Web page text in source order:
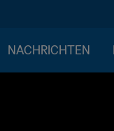
NACHRICHTEN